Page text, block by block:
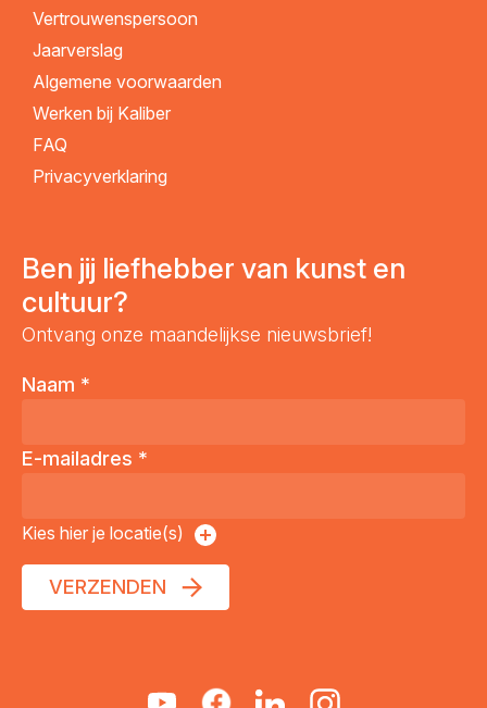
Vertrouwenspersoon
Jaarverslag
Algemene voorwaarden
Werken bij Kaliber
FAQ
Privacyverklaring
Ben jij liefhebber van kunst en
cultuur?
Ontvang onze maandelijkse nieuwsbrief!
Naam *
E-mailadres *
Kies hier je locatie(s)
VERZENDEN